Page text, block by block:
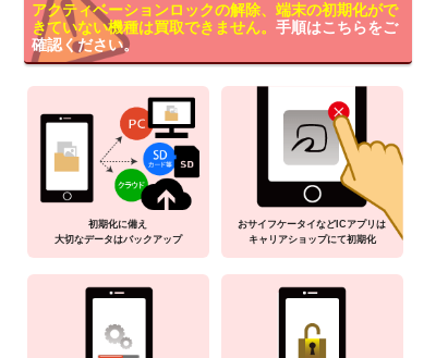
アクティベーションロックの解除、端末の初期化がで
きていない機種は買取できません。 手順はこちらをご
確認ください。
初期化に備え
大切なデータはバックアップ
おサイフケータイなどICアプリは
キャリアショップにて初期化